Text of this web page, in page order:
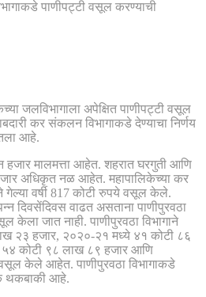
जलविभागाला अपेक्षित पाणीपट्टी वसूल
कर संकलन विभागाकडे देण्याचा निर्णय
आहे.
हजार मालमत्ता आहेत. शहरात घरगुती आणि
अधिकृत नळ आहेत. महापालिकेच्या कर
वर्षी 817 कोटी रुपये वसूल केले.
दिवसेंदिवस वाढत असताना पाणीपुरवठा
केला जात नाही. पाणीपुरवठा विभागाने
२३ हजार, २०२०-२१ मध्ये ४१ कोटी ८६
कोटी ९८ लाख ८९ हजार आणि
केले आहेत. पाणीपुरवठा विभागाकडे
थकबाकी आहे.